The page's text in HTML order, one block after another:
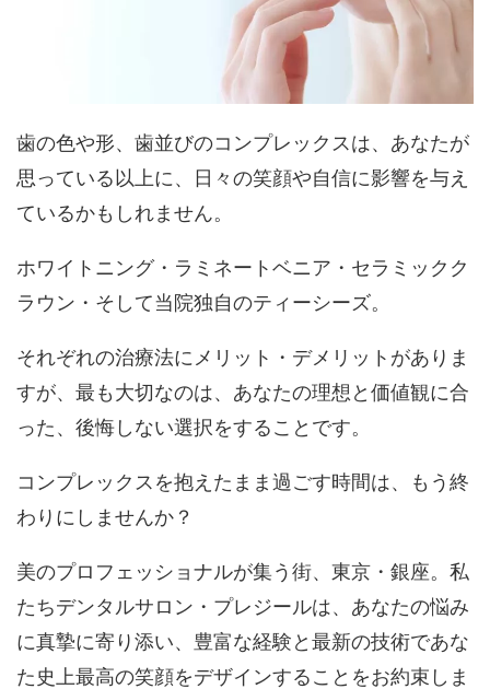
歯の色や形、歯並びのコンプレックスは、あなたが
思っている以上に、日々の笑顔や自信に影響を与え
ているかもしれません。
ホワイトニング・ラミネートベニア・セラミックク
ラウン・そして当院独自のティーシーズ。
それぞれの治療法にメリット・デメリットがありま
すが、最も大切なのは、 あなたの理想と価値観に合
った、後悔しない選択をすること です。
コンプレックスを抱えたまま過ごす時間は、もう終
わりにしませんか？
美のプロフェッショナルが集う街、東京・銀座。私
たちデンタルサロン・プレジールは、あなたの悩み
に真摯に寄り添い、豊富な経験と最新の技術であな
た史上最高の笑顔をデザインすることをお約束しま